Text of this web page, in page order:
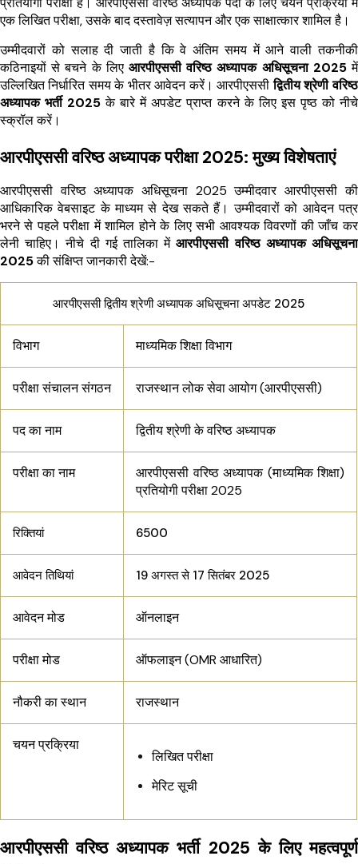
एक लिखित परीक्षा, उसके बाद दस्तावेज़ सत्यापन और एक साक्षात्कार शामिल है।
उम्मीदवारों को सलाह दी जाती है कि वे अंतिम समय में आने वाली तकनीकी
कठिनाइयों से बचने के लिए आरपीएससी वरिष्ठ अध्यापक अधिसूचना 2025में
उल्लिखित निर्धारित समय के भीतर आवेदन करें। आरपीएससीद्वितीय श्रेणी वरिष्ठ
अध्यापक भर्ती 2025 के बारे में अपडेट प्राप्त करने के लिए इस पृष्ठ को नीचे
स्क्रॉल करें।
आरपीएससी वरिष्ठ अध्यापक परीक्षा 2025: मुख्य विशेषताएं
आरपीएससी वरिष्ठ अध्यापक अधिसूचना 2025 उम्मीदवार आरपीएससी की
आधिकारिक वेबसाइट के माध्यम से देख सकते हैं। उम्मीदवारों को आवेदन पत्र
भरने से पहले परीक्षा में शामिल होने के लिए सभी आवश्यक विवरणों की जाँच कर
लेनी चाहिए। नीचे दी गई तालिका मेंआरपीएससी वरिष्ठ अध्यापक अधिसूचना
2025की संक्षिप्त जानकारी देखें:-
आरपीएससी द्वितीय श्रेणी अध्यापक अधिसूचना अपडेट 2025
विभाग माध्यमिक शिक्षा विभाग
परीक्षा संचालन संगठन राजस्थान लोक सेवा आयोग (आरपीएससी)
पद का नाम द्वितीय श्रेणी के वरिष्ठ अध्यापक
परीक्षा का नाम
आरपीएससी वरिष्ठ अध्यापक (माध्यमिक शिक्षा)
प्रतियोगी परीक्षा 2025
रिक्तियां 6500
आवेदन तिथियां 19 अगस्त से 17 सितंबर 2025
आवेदन मोड ऑनलाइन
परीक्षा मोड ऑफलाइन (OMR आधारित)
नौकरी का स्थान राजस्थान
चयन प्रक्रिया
लिखित परीक्षा
मेरिट सूची
आरपीएससी वरिष्ठ अध्यापक भर्ती 2025 के लिए महत्वपूर्ण